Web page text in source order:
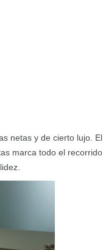
netas y de cierto lujo. El
marca todo el recorrido